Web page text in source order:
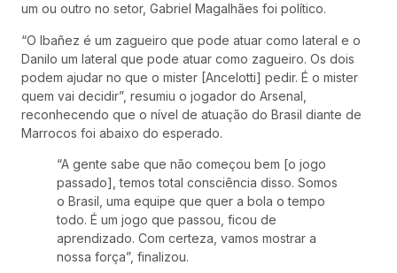
um ou outro no setor, Gabriel Magalhães foi político.
“O Ibañez é um zagueiro que pode atuar como lateral e o
Danilo um lateral que pode atuar como zagueiro. Os dois
podem ajudar no que o mister [Ancelotti] pedir. É o mister
quem vai decidir”, resumiu o jogador do Arsenal,
reconhecendo que o nível de atuação do Brasil diante de
Marrocos foi abaixo do esperado.
“A gente sabe que não começou bem [o jogo
passado], temos total consciência disso. Somos
o Brasil, uma equipe que quer a bola o tempo
todo. É um jogo que passou, ficou de
aprendizado. Com certeza, vamos mostrar a
nossa força”, finalizou.